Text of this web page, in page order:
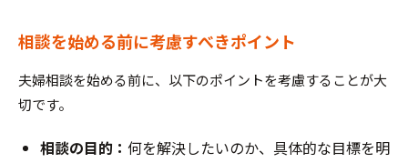
相談を始める前に考慮すべきポイント
夫婦相談を始める前に、以下のポイントを考慮することが大
切です。
相談の目的： 何を解決したいのか、具体的な目標を明